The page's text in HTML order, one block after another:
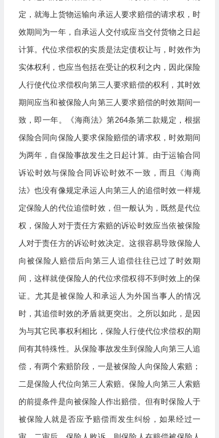
定，就海上货物运输向承运人要求赔偿的请求权，时
效期间为一年，自承运人交付或应当交付货物之日起
计算。代位求偿权的实质是法定债权让与，时效作为
实体权利，也应当包括在受让的权利之内，因此保险
人行使代位求偿权向第三人要求赔偿的权利，其时效
期间应当和被保险人向第三人要求赔偿的时效期间一
致，即一年。《海商法》第264条第二款规定，根据
保险合同向保险人要求保险赔偿的请求权，时效期间
为两年，自保险事故发生之日起计算。由于运输合同
诉讼时效与保险合同诉讼时效不一致，而且《海商
法》也没有像规定承运人向第三人的追偿时效一样规
定保险人的代位追偿时效，但一般认为，既然是代位
权，保险人对于责任方索赔的诉讼时效应当依被保险
人对于责任方的诉讼时效决定。这很容易导致保险人
向被保险人赔偿后向第三人追偿往往已过了时效期
间，这样就使保险人的代位求偿权得不到时效上的保
证。尤其是被保险人和承运人为外国当事人的情况
时，其追偿时效的矛盾就更突出。之所以如此，是因
为与其它民事权利相比，保险人行使代位求偿权的期
间有其特殊性。从保险事故发生到保险人向第三人追
偿，有两个索赔阶段，一是被保险人向保险人索赔；
二是保险人代位向第三人索赔。保险人向第三人索赔
的前提条件是向被保险人作出赔偿。但有时保险人于
被保险人就是否应予赔偿而发生纠纷，如果经过一